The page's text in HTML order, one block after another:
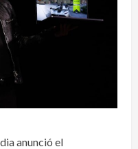
anunció el